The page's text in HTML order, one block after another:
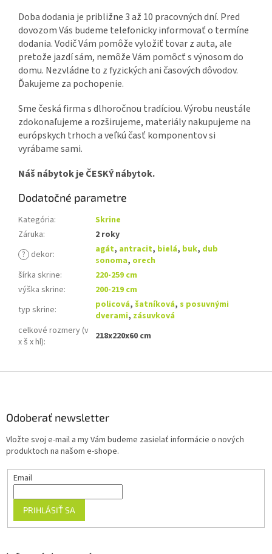
Doba dodania je približne 3 až 10 pracovných dní. Pred
dovozom Vás budeme telefonicky informovať o termíne
dodania. Vodič Vám pomôže vyložiť tovar z auta, ale
pretože jazdí sám, nemôže Vám pomôcť s výnosom do
domu. Nezvládne to z fyzických ani časových dôvodov.
Ďakujeme za pochopenie.
Sme česká firma s dlhoročnou tradíciou. Výrobu neustále
zdokonaľujeme a rozširujeme, materiály nakupujeme na
európskych trhoch a veľkú časť komponentov si
vyrábame sami.
Náš nábytok je ČESKÝ nábytok.
Dodatočné parametre
Kategória:
Skrine
Záruka:
2 roky
? dekor: agát, antracit, bielá, buk, dub
sonoma, orech
šírka skrine:
220-259 cm
výška skrine:
200-219 cm
typ skrine: policová, šatníková, s posuvnými
dverami, zásuvková
celkové rozmery (v
x š x hl): 218x220x60 cm
Odoberať newsletter
Vložte svoj e-mail a my Vám budeme zasielať informácie o nových
produktoch na našom e-shope.
Email
PRIHLÁSIŤ SA